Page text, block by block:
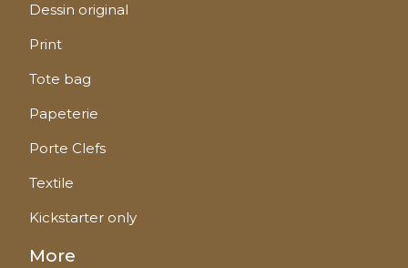
Dessin original
Print
Tote bag
Papeterie
Porte Clefs
Textile
Kickstarter only
More